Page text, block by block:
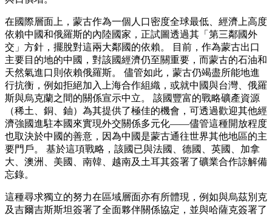
在國際層面上，蒙古作為一個人口密度全球最低、經濟上高度
依賴中國和俄羅斯的內陸國家，正試圖透過其「第三鄰國外
交」方針，擺脫對這兩大鄰國的依賴。 目前，作為蒙古出口
主要目的地的中國，對該國經濟仍至關重要，而蒙古的石油和
天然氣進口則依賴俄羅斯。 儘管如此，蒙古仍竭盡所能地進
行抗衡，例如拒絕加入上海合作組織，或就中國與台灣、俄羅
斯與烏克蘭之間的關係宣示中立。 該國豐富的戰略礦產資源
（稀土、銅、鈾）為其提供了極佳的機會，可透過歡迎其他經
濟強國進駐本國來實現外交關係多元化——儘管這種開放程度
也取決於中國的善意，因為中國是蒙古通往世界其他地區的主
要門戶。 基於這項戰略，該國已與法國、德國、英國、加拿
大、澳洲、美國、南韓、越南及土耳其簽署了礦業合作諒解備
忘錄。
這種尋求獨立的努力在區域層面亦有所體現，例如與烏茲別克
及吉爾吉斯斯坦簽署了全面夥伴關係協定，並與哈薩克簽署了